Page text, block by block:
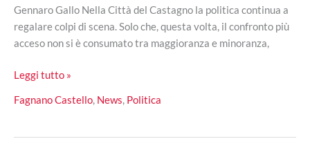
Gennaro Gallo Nella Città del Castagno la politica continua a
regalare colpi di scena. Solo che, questa volta, il confronto più
acceso non si è consumato tra maggioranza e minoranza,
Fagnano
l’opposizione
l’opposizione:
Leggi tutto »
Fagnano Castello, News, Politica